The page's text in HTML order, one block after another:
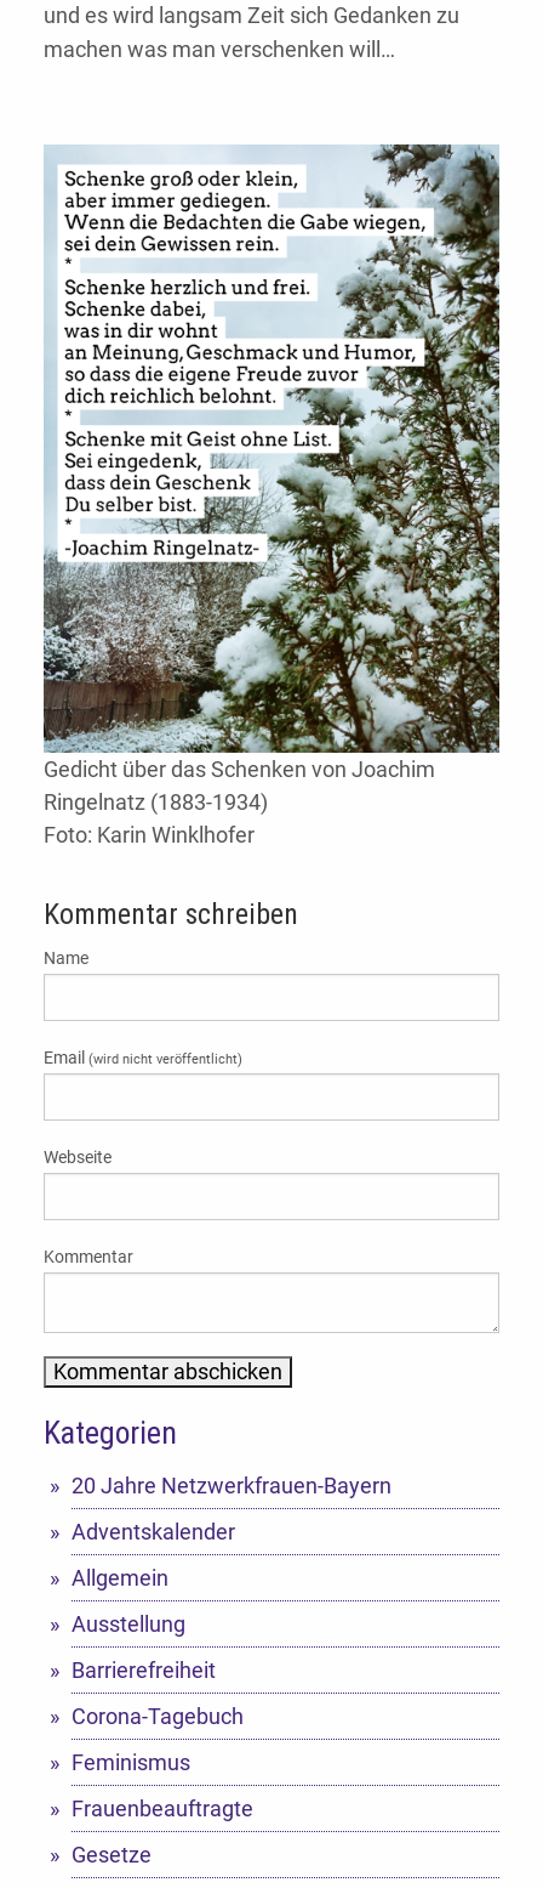
und es wird langsam Zeit sich Gedanken zu
machen was man verschenken will…
Gedicht über das Schenken von Joachim
Ringelnatz (1883-1934)
Foto: Karin Winklhofer
Kommentar schreiben
Name
Email (wird nicht veröffentlicht)
Webseite
Kommentar
Alternative:
Kategorien
20 Jahre Netzwerkfrauen-Bayern
Adventskalender
Allgemein
Ausstellung
Barrierefreiheit
Corona-Tagebuch
Feminismus
Frauenbeauftragte
Gesetze